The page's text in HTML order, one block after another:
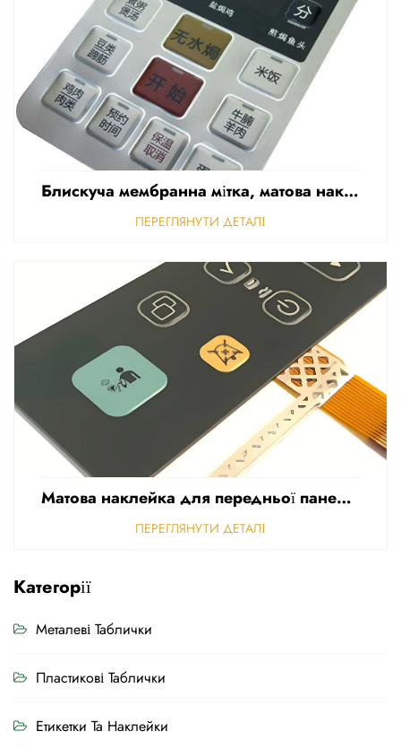
Блискуча мембранна мітка, матова наклейка для передньої панелі керування, рельєфна полікарбонатна графічна накладка
ПЕРЕГЛЯНУТИ ДЕТАЛІ
Матова наклейка для передньої панелі керування, перфорована матова, товщина 0,25 мм, полікарбонатні або ПВХ-наклейки
ПЕРЕГЛЯНУТИ ДЕТАЛІ
Категорії
Металеві Таблички
Пластикові Таблички
Етикетки Та Наклейки